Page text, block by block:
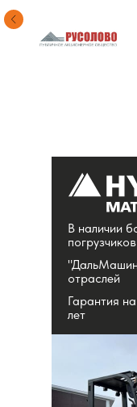
В наличии
погрузчиков
отраслей
Гарантия
лет